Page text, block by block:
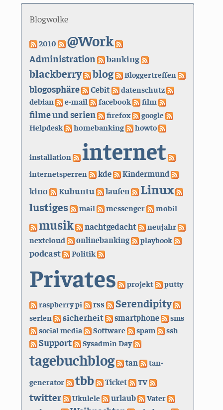
Blogwolke
2010 @Work
Administration banking
blackberry blog Bloggertreffen
blogosphäre Cebit datenschutz
debian e-mail facebook film
filme und serien firefox
google
Helpdesk
homebanking howto
installation internet
internetsperren kde Kindermund
kino Kubuntu laufen Linux
lustiges mail messenger mobil
musik nachtgedacht neujahr
nextcloud onlinebanking playbook
podcast Politik
Privates projekt putty
raspberry pi rss Serendipity
serien sicherheit smartphone
sms
social media
Software spam ssh
Support Sysadmin Day
tagebuchblog tan
tan-
generator
tbb Ticket TV
twitter Ukulele urlaub
Vater